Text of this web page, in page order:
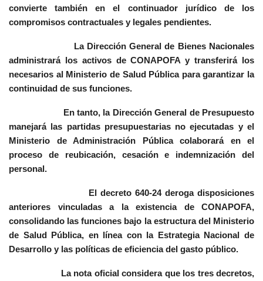
convierte también en el continuador jurídico de los
compromisos contractuales y legales pendientes.
La Dirección General de Bienes Nacionales
administrará los activos de CONAPOFA y transferirá los
necesarios al Ministerio de Salud Pública para garantizar la
continuidad de sus funciones.
En tanto, la Dirección General de Presupuesto
manejará las partidas presupuestarias no ejecutadas y el
Ministerio de Administración Pública colaborará en el
proceso de reubicación, cesación e indemnización del
personal.
El decreto 640-24 deroga disposiciones
anteriores vinculadas a la existencia de CONAPOFA,
consolidando las funciones bajo la estructura del Ministerio
de Salud Pública, en línea con la Estrategia Nacional de
Desarrollo y las políticas de eficiencia del gasto público.
La nota oficial considera que los tres decretos,